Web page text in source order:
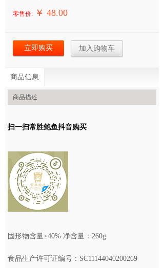
零售价: ￥ 48.00
立即购买 加入购物车
商品信息
商品描述
扫一扫常胜鲍鱼抖音购买
固形物含量≥40% 净含量： 260g
食品生产许可证编号：SC11144040200269